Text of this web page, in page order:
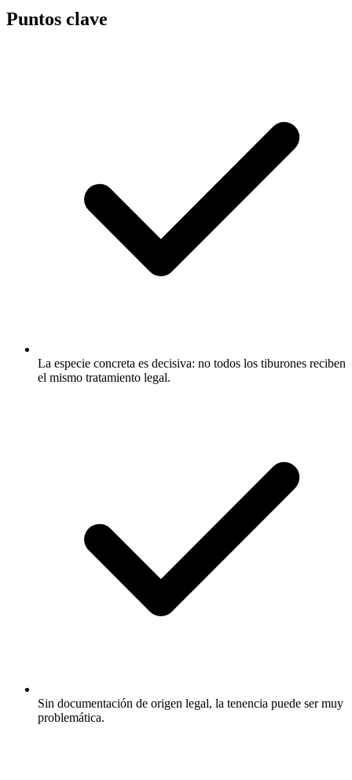
Puntos clave
La especie concreta es decisiva: no todos los tiburones reciben
el mismo tratamiento legal.
Sin documentación de origen legal, la tenencia puede ser muy
problemática.